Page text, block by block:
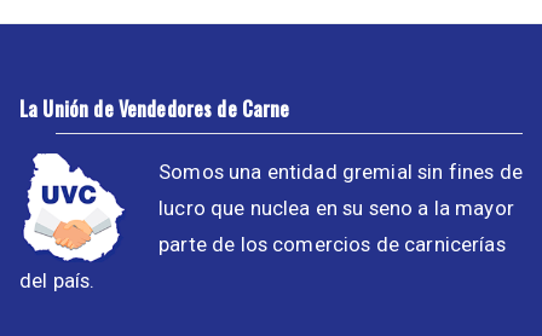
La Unión de Vendedores de Carne
Somos una entidad gremial sin fines de
lucro que nuclea en su seno a la mayor
parte de los comercios de carnicerías
del país.